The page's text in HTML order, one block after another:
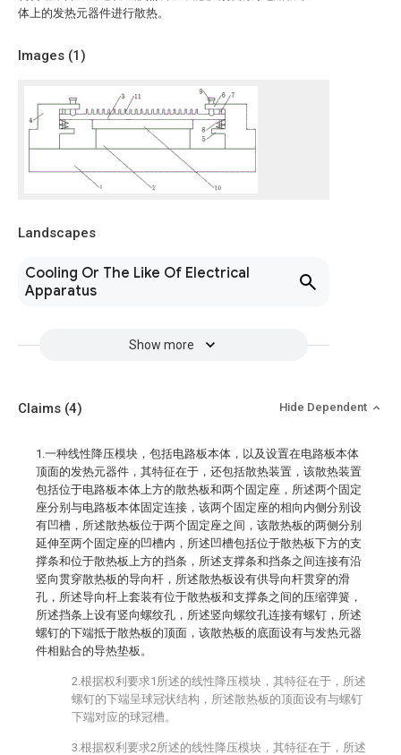
体上的发热元器件进行散热。
Images (1)
Landscapes
Cooling Or The Like Of Electrical
Apparatus
Show more
Claims (4) Hide Dependent
1.一种线性降压模块，包括电路板本体，以及设置在电路板本体
顶面的发热元器件，其特征在于，还包括散热装置，该散热装置
包括位于电路板本体上方的散热板和两个固定座，所述两个固定
座分别与电路板本体固定连接，该两个固定座的相向内侧分别设
有凹槽，所述散热板位于两个固定座之间，该散热板的两侧分别
延伸至两个固定座的凹槽内，所述凹槽包括位于散热板下方的支
撑条和位于散热板上方的挡条，所述支撑条和挡条之间连接有沿
竖向贯穿散热板的导向杆，所述散热板设有供导向杆贯穿的滑
孔，所述导向杆上套装有位于散热板和支撑条之间的压缩弹簧，
所述挡条上设有竖向螺纹孔，所述竖向螺纹孔连接有螺钉，所述
螺钉的下端抵于散热板的顶面，该散热板的底面设有与发热元器
件相贴合的导热垫板。
2.根据权利要求1所述的线性降压模块，其特征在于，所述
螺钉的下端呈球冠状结构，所述散热板的顶面设有与螺钉
下端对应的球冠槽。
3.根据权利要求2所述的线性降压模块，其特征在于，所述